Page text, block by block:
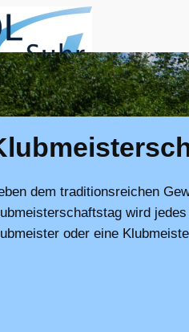
dem traditionsreichen
wird
oder eine